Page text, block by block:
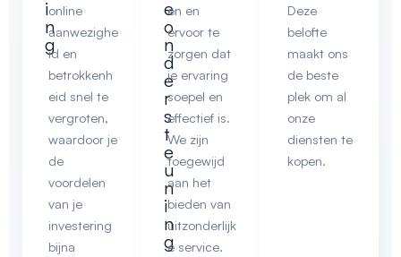
i
n
g
online
aanwezighe
id en
betrokkenh
eid snel te
vergroten,
waardoor je
de
voordelen
van je
investering
bijna
e
o
n
d
e
r
s
t
e
u
n
i
n
g
en en
ervoor te
zorgen dat
je ervaring
soepel en
effectief is.
We zijn
toegewijd
aan het
bieden van
uitzonderlijk
e service.
Deze
belofte
maakt ons
de beste
plek om al
onze
diensten te
kopen.